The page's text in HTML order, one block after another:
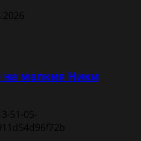
на малкия Ники